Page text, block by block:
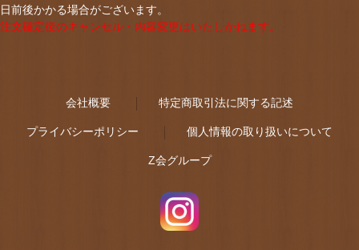
日前後かかる場合がございます。
注文確定後のキャンセル・内容変更はいたしかねます。
会社概要 特定商取引法に関する記述
プライバシーポリシー 個人情報の取り扱いについて
Z会グループ